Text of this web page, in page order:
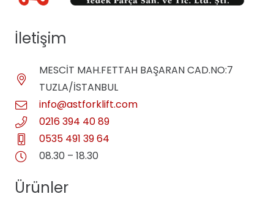
İletişim
MESCİT MAH.FETTAH BAŞARAN CAD.NO:7
TUZLA/İSTANBUL
info@astforklift.com
0216 394 40 89
0535 491 39 64
08.30 – 18.30
Ürünler